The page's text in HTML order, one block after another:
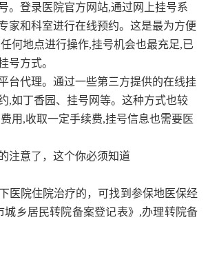
。登录医院官方网站,通过网上挂号系
家和科室进行在线预约。这是最为方便
何地点进行操作,挂号机会也最充足,已
号方式。
台代理。通过一些第三方提供的在线挂
,如丁香园、挂号网等。这种方式也较
用,收取一定手续费,挂号信息也需要医
注意了，这个你必须知道
医院住院治疗的，可找到参保地医保经
乡居民转院备案登记表》,办理转院备